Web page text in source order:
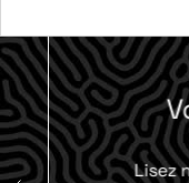
Vous
Lisez notre